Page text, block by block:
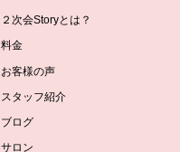
２次会Storyとは？
料金
お客様の声
スタッフ紹介
ブログ
サロン